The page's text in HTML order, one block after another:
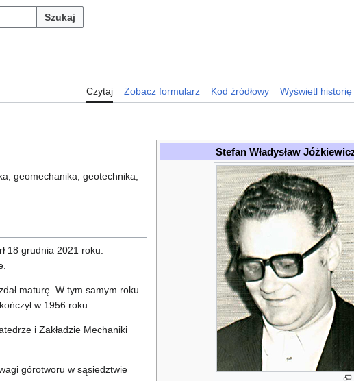
Szukaj
Czytaj Zobacz formularz Kod źródłowy Wyświetl historię
Stefan Władysław
geomechanika, geotechnika,
18 grudnia 2021 roku.
maturę. W tym samym roku
w 1956 roku.
i Zakładzie Mechaniki
górotworu w sąsiedztwie